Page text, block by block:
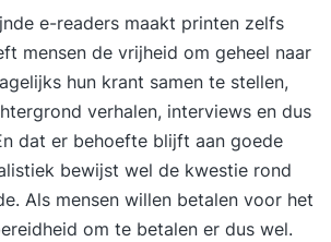
afronden * Van miscommunicatie
* Van eindeloze meetings
overleggen * Van onduidelijk wie
aan werkt naar transparantie * Van
naar focus * Van
naar co-creatie met jouw
het Scrum.org of IIABC.org
Waarom Agile Scrum Group? *
e-readers maakt printen zelfs
mensen de vrijheid om geheel naar
hun krant samen te stellen,
verhalen, interviews en dus
dat er behoefte blijft aan goede
bewijst wel de kwestie rond
Als mensen willen betalen voor het
om te betalen er dus wel.